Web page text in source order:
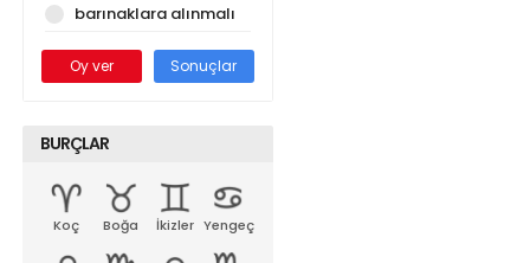
barınaklara alınmalı
Oy ver Sonuçlar
BURÇLAR
Koç Boğa İkizler Yengeç